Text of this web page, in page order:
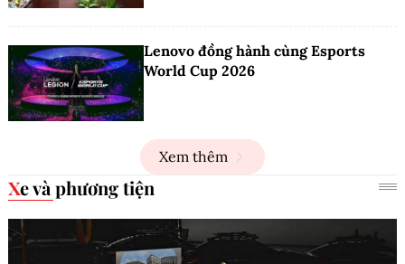
Lenovo đồng hành cùng Esports
World Cup 2026
Xem thêm
Xe và phương tiện